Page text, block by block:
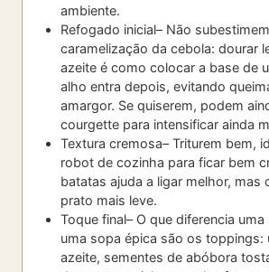
ambiente.
Refogado inicial– Não
caramelização da cebola: dourar
azeite é como colocar a base de
alho entra depois, evitando
amargor. Se quiserem, podem
courgette para intensificar ainda
Textura cremosa– Triturem bem,
robot de cozinha para ficar bem
batatas ajuda a ligar melhor, mas
prato mais leve.
Toque final– O que diferencia
uma sopa épica são os toppings:
azeite, sementes de abóbora